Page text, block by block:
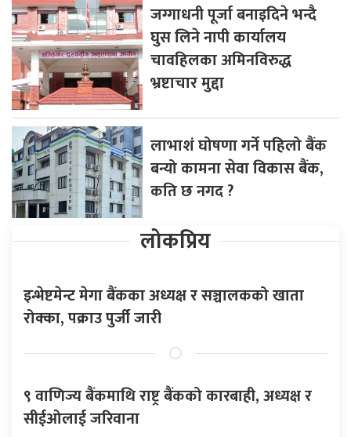
जग्गाधनी पूर्जा बनाइदिने भन्दै
घुस लिने नापी कार्यालय
चावहिलका अमिनविरुद्ध
भ्रष्टाचार मुद्दा
लाभाशं घोषणा गर्ने पहिलो बैंक
बन्यो कामना सेवा विकास बैंक,
कति छ नगद ?
लोकप्रिय
इन्भेष्टमेन्ट मेगा बैंकका अध्यक्ष र सञ्चालकको खाता
रोक्का, पक्राउ पुर्जी जारी
९ वाणिज्य बैंकमाथि राष्ट्र बैंकको कारबाही, अध्यक्ष र
सीईओलाई जरिवाना